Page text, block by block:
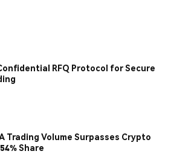
RFQ Protocol for Secure
Trading Volume Surpasses Crypto
Share